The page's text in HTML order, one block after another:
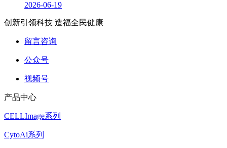
2026-06-19
创新引领科技 造福全民健康
留言咨询
公众号
视频号
产品中心
CELLImage系列
CytoAi系列